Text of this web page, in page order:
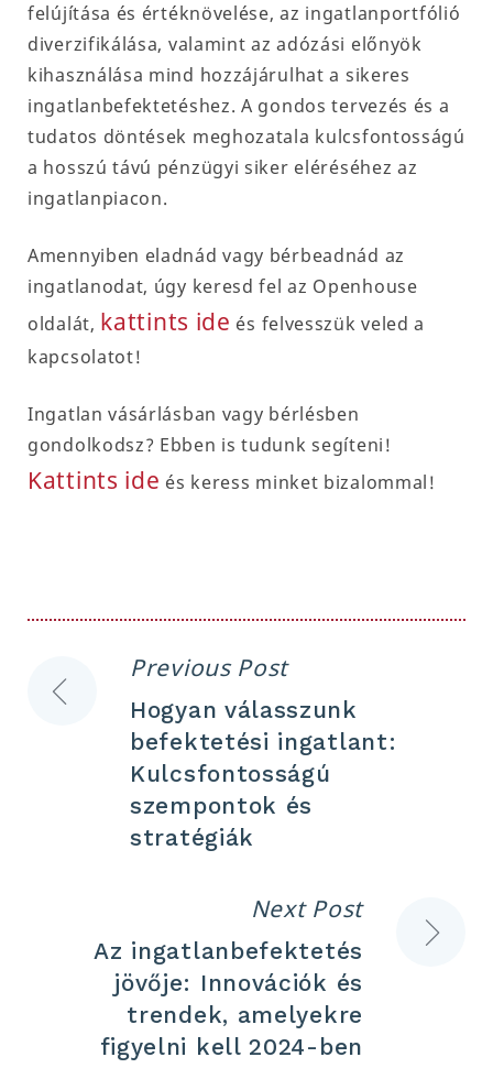
felújítása és értéknövelése, az ingatlanportfólió
diverzifikálása, valamint az adózási előnyök
kihasználása mind hozzájárulhat a sikeres
ingatlanbefektetéshez. A gondos tervezés és a
tudatos döntések meghozatala kulcsfontosságú
a hosszú távú pénzügyi siker eléréséhez az
ingatlanpiacon.
Amennyiben eladnád vagy bérbeadnád az
ingatlanodat, úgy keresd fel az Openhouse
oldalát, kattints ide és felvesszük veled a
kapcsolatot!
Ingatlan vásárlásban vagy bérlésben
gondolkodsz? Ebben is tudunk segíteni!
Kattints ide és keress minket bizalommal!
Bejegyzés
navigáció
Previous Post
Hogyan válasszunk
befektetési ingatlant:
Kulcsfontosságú
szempontok és
stratégiák
Next Post
Az ingatlanbefektetés
jövője: Innovációk és
trendek, amelyekre
figyelni kell 2024-ben